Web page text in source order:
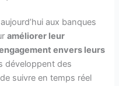
aux banques
améliorer leur
envers leurs
développent des
suivre en temps réel